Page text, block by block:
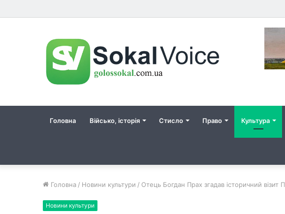
Головна Військо, історія Стисло Право Культура
Головна / Новини культури / Отець Богдан Прах згадав історичний візит
Новини культури